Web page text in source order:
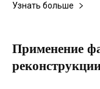
Узнать больше
Применение
26.06.2020